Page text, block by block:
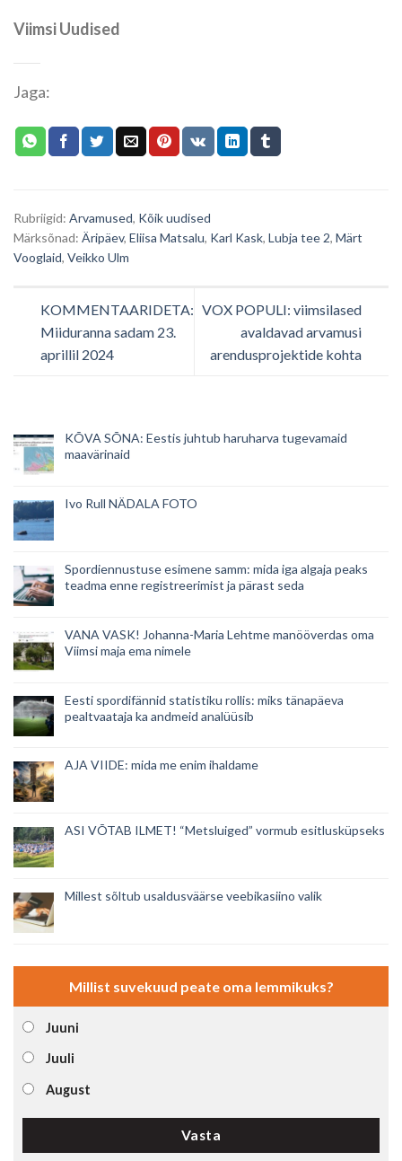
Viimsi Uudised
Jaga:
Rubriigid: Arvamused, Kõik uudised
Märksõnad: Äripäev, Eliisa Matsalu, Karl Kask, Lubja tee 2, Märt
Vooglaid, Veikko Ulm
KOMMENTAARIDETA:
Miiduranna sadam 23.
aprillil 2024
VOX POPULI: viimsilased
avaldavad arvamusi
arendusprojektide kohta
KÕVA SÕNA: Eestis juhtub haruharva tugevamaid
maavärinaid
Ivo Rull NÄDALA FOTO
Spordiennustuse esimene samm: mida iga algaja peaks
teadma enne registreerimist ja pärast seda
VANA VASK! Johanna-Maria Lehtme manööverdas oma
Viimsi maja ema nimele
Eesti spordifännid statistiku rollis: miks tänapäeva
pealtvaataja ka andmeid analüüsib
AJA VIIDE: mida me enim ihaldame
ASI VÕTAB ILMET! “Metsluiged” vormub esitlusküpseks
Millest sõltub usaldusväärse veebikasiino valik
Millist suvekuud peate oma lemmikuks?
Juuni
Juuli
August